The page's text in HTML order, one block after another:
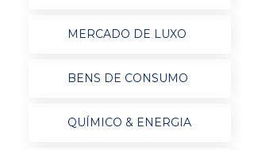
MERCADO DE LUXO
BENS DE CONSUMO
QUÍMICO & ENERGIA